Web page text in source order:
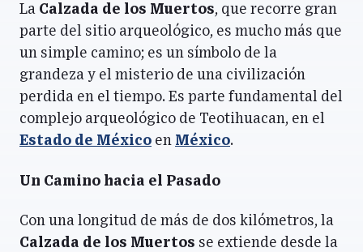
La Calzada de los Muertos, que recorre gran
parte del sitio arqueológico, es mucho más que
un simple camino; es un símbolo de la
grandeza y el misterio de una civilización
perdida en el tiempo. Es parte fundamental del
complejo arqueológico de Teotihuacan, en el
Estado de México en México.
Un Camino hacia el Pasado
Con una longitud de más de dos kilómetros, la
Calzada de los Muertos se extiende desde la